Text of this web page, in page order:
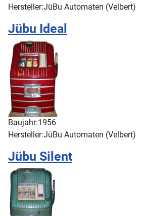
Hersteller:JüBu Automaten (Velbert)
Jübu Ideal
Baujahr:1956
Hersteller:JüBu Automaten (Velbert)
Jübu Silent